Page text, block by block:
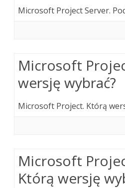
Microsoft Project Server.
Microsoft
wersję wybrać?
Microsoft Project. Którą
Microsoft
Którą wersję